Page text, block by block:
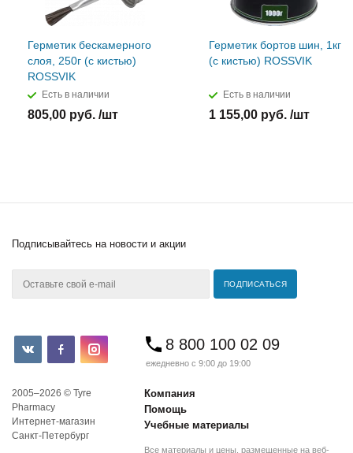
Герметик бескамерного
слоя, 250г (с кистью)
ROSSVIK
Есть в наличии
805,00 руб. /шт
Герметик бортов шин, 1кг
(с кистью) ROSSVIK
Есть в наличии
1 155,00 руб. /шт
Подписывайтесь на новости и акции
8 800 100 02 09
ежедневно с 9:00 до 19:00
2005–2026 © Tyre
Pharmacy
Интернет-магазин
Санкт-Петербург
Компания
Помощь
Учебные материалы
Все материалы и цены, размещенные на веб-